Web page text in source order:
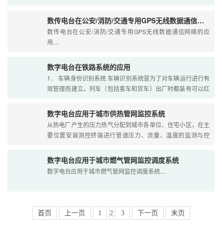
数传电台在公安/消防/交通专用GPS无线数据通信网络的应用
数传电台在公安/消防/交通专用GPS无线数据通信网络的应
用....
数字电台在铁路系统的应用
1． 车辆身份识别系统 车辆识别系统是为了对车辆运行进行有
效管理而建立。列车（包括客车和货车）出厂时都装有可以红
的....
数字电台应用于城市供热管网监控系统
从热电厂产生的压力热气分配到城市各单位、住宅小区，在主
要位置安装测控终端进行管道压力、流量、温度的监测与控
活....
数字电台应用于城市燃气管网监控调度系统
数字电台应用于城市燃气管网监控调度系统....
首页 上一页 1 2 3 下一页 末页